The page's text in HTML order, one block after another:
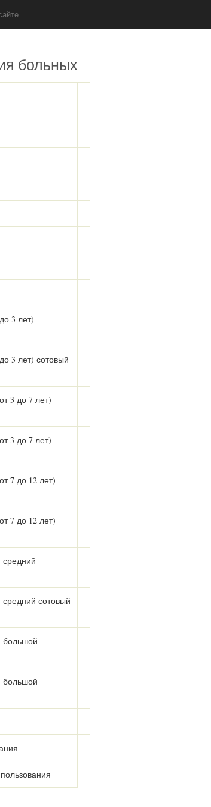
больных
3 лет)
3 лет) сотовый
3 до 7 лет)
3 до 7 лет)
7 до 12 лет)
7 до 12 лет)
средний
сотовый
большой
большой